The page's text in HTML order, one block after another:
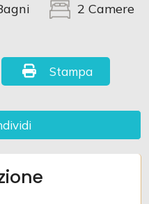
2 Camere
Stampa: Cod. 935
Stampa